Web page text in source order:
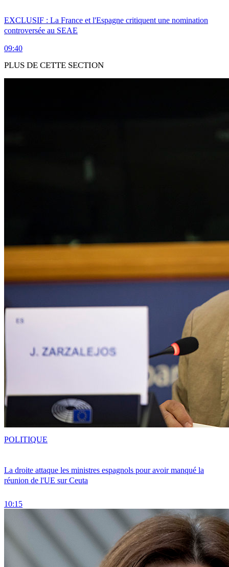
EXCLUSIF : La France et l'Espagne critiquent une nomination
controversée au SEAE
09:40
PLUS DE CETTE SECTION
La droite attaque les ministres espagnols pour avoir manqué la
réunion de l'UE sur Ceuta
10:15
POLITIQUE